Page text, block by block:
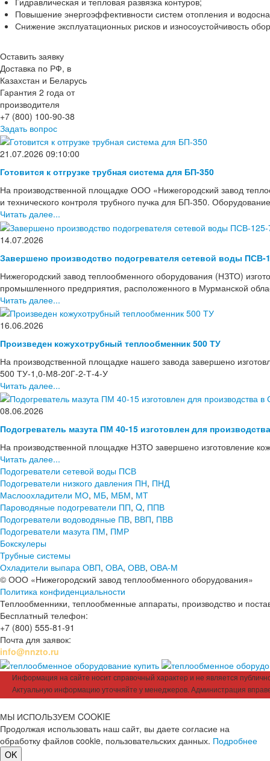
Повышение энергоэффективности систем отопления и
Снижение эксплуатационных рисков и износоустойчивость
Оставить заявку
Доставка по РФ, в
Казахстан и Беларусь
Гарантия 2 года от
производителя
+7 (800) 100-90-38
Задать вопрос
21.07.2026 09:10:00
Готовится к отгрузке трубная система для БП-350
На производственной площадке ООО «Нижегородский завод
и технического контроля трубного пучка для БП-350.
Читать далее...
14.07.2026
Завершено производство подогревателя сетевой воды ПСВ-
Нижегородский завод теплообменного оборудования (НЗТО)
промышленного предприятия, расположенного в Мурманской
Читать далее...
16.06.2026
Произведен кожухотрубный теплообменник 500 ТУ
На производственной площадке нашего завода завершено
500 ТУ-1,0-М8-20Г-2-Т-4-У
Читать далее...
08.06.2026
Подогреватель мазута ПМ 40-15 изготовлен для
На производственной площадке НЗТО завершено изготовление
Читать далее...
Подогреватели сетевой воды ПСВ
Подогреватели низкого давления ПН, ПНД
Маслоохладители МО, МБ, МБМ, МТ
Пароводяные подогреватели ПП, Q, ППВ
Подогреватели водоводяные ПВ, ВВП, ПВВ
Подогреватели мазута ПМ, ПМР
Бокскулеры
Трубные системы
Охладители выпара ОВП, ОВА, ОВВ, ОВА-М
© ООО «Нижегородский завод теплообменного оборудования»
Политика конфиденциальности
Теплообменники, теплообменные аппараты, производство и
Бесплатный телефон:
+7 (800) 555-81-91
Почта для заявок:
info@nnzto.ru
Информация на сайте носит справочный характер и не является
Актуальную информацию уточняйте у менеджеров. Администрация
МЫ ИСПОЛЬЗУЕМ COOKIE
Продолжая использовать наш сайт, вы даете согласие на
обработку файлов cookie, пользовательских данных. Подробнее
OK